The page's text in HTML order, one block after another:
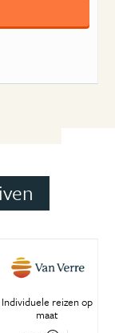
Individuele reizen op
maat